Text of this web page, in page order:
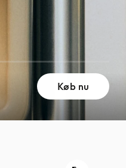
Køb nu